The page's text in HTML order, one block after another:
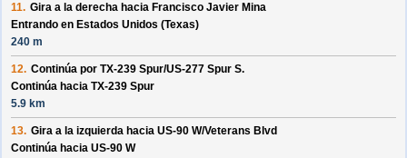
11. Gira a la derecha hacia Francisco Javier Mina
Entrando en Estados Unidos (Texas)
240 m
12. Continúa por TX-239 Spur/US-277 Spur S.
Continúa hacia TX-239 Spur
5.9 km
13. Gira a la izquierda hacia US-90 W/Veterans Blvd
Continúa hacia US-90 W